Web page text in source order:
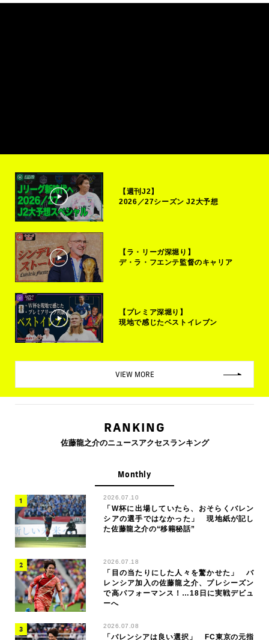
【週刊J2】
2026／27シーズン J2大予想
【ラ・リーガ深堀り】
デ・ラ・フエンテ監督のキャリア
【プレミア深堀り】
現地で感じたベストイレブン
VIEW MORE
RANKING
佐藤龍之介のニュースアクセスランキング
Monthly
2026.07.10
「W杯に出場していたら、おそらくバレン
シアの選手ではなかった」 現地紙が記し
た佐藤龍之介の“移籍秘話”
2026.07.18
「目の当たりにした人々を驚かせた」 バ
レンシア加入の佐藤龍之介、プレシーズン
で高パフォーマンス！…18日に実戦デビュ
ーへ
2026.07.08
「バレンシアは良い選択」 FC東京の元指